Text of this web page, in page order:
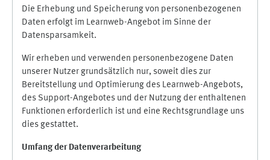
Die Erhebung und Speicherung von personenbezogenen
Daten erfolgt im Learnweb-Angebot im Sinne der
Datensparsamkeit.
Wir erheben und verwenden personenbezogene Daten
unserer Nutzer grundsätzlich nur, soweit dies zur
Bereitstellung und Optimierung des Learnweb-Angebots,
des Support-Angebotes und der Nutzung der enthaltenen
Funktionen erforderlich ist und eine Rechtsgrundlage uns
dies gestattet.
Umfang der Datenverarbeitung